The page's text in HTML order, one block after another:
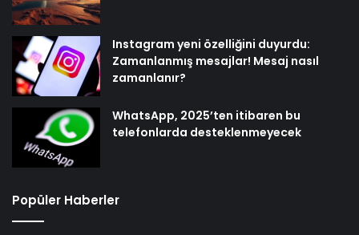
Instagram yeni özelliğini duyurdu:
Zamanlanmış mesajlar! Mesaj nasıl
zamanlanır?
WhatsApp, 2025’ten itibaren bu
telefonlarda desteklenmeyecek
Popüler Haberler